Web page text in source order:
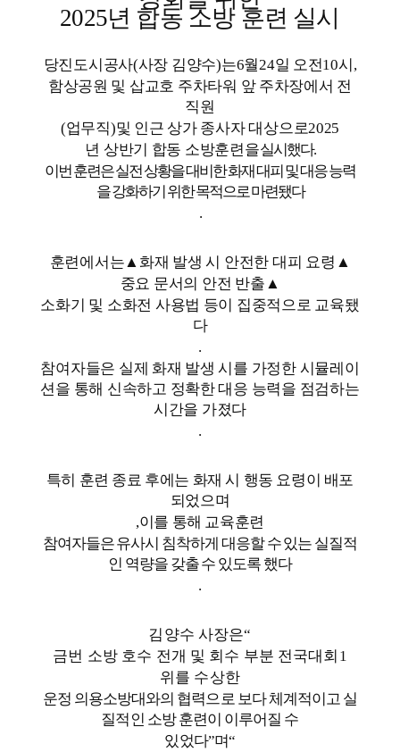
2025년 합동 소방 훈련 실시
당진도시공사(사장 김양수)는6월24일 오전10시 ,
함상공원 및 삽교호 주차타워 앞 주차장에서 전
직원
(업무직)및 인근 상가 종사자 대상으로2025
년 상반기 합동 소방훈련을실시했다.
이번 훈련은 실전 상황을 대비한 화재 대피 및 대응 능력
을 강화하기 위한 목적으로 마련됐다
.
훈련에서는 ▲ 화재 발생 시 안전한 대피 요령 ▲
중요 문서의 안전 반출 ▲
소화기 및 소화전 사용법 등이 집중적으로 교육됐
다
.
참여자들은 실제 화재 발생 시를 가정한 시뮬레이
션을 통해 신속하고 정확한 대응 능력을 점검하는
시간을 가졌다
.
특히 훈련 종료 후에는 화재 시 행동 요령이 배포
되었으며
,이를 통해 교육훈련
참여자들은 유사시 침착하게 대응할 수 있는 실질적
인 역량을 갖출 수 있도록 했다
.
김양수 사장은“
금번 소방 호수 전개 및 회수 부분 전국대회 1
위를 수상한
운정 의용소방대와의 협력으로 보다 체계적이고 실
질적인 소방 훈련이 이루어질 수
있었다”며“